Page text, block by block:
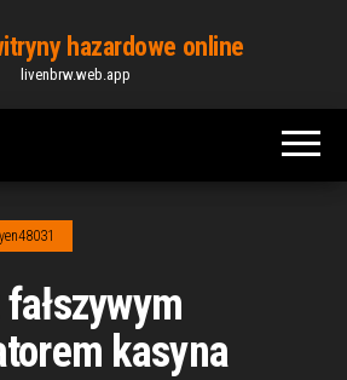
hazardowe online
livenbrw.web.app
kasyna